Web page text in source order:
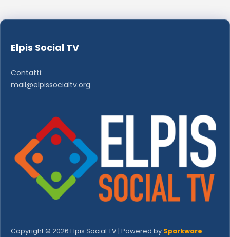
Elpis Social TV
Contatti:
mail@elpissocialtv.org
Copyright © 2026 Elpis Social TV | Powered by Sparkware